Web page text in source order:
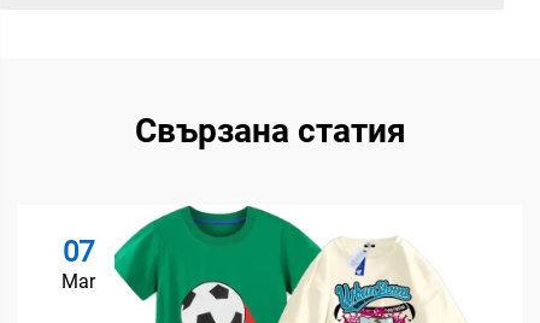
Свързана статия
07
Mar